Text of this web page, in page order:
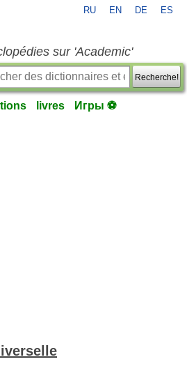
RU EN DE ES
sur 'Academic'
Recherche!
livres Игры ⚽